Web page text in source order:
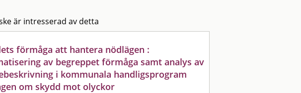
är intresserad av detta
förmåga att hantera nödlägen :
av begreppet förmåga samt analys av
i kommunala handligsprogram
om skydd mot olyckor